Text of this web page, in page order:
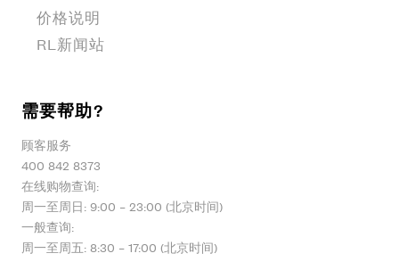
价格说明
RL新闻站
需要帮助?
顾客服务
400 842 8373
在线购物查询:
周一至周日: 9:00 – 23:00 (北京时间)
一般查询:
周一至周五: 8:30 – 17:00 (北京时间)